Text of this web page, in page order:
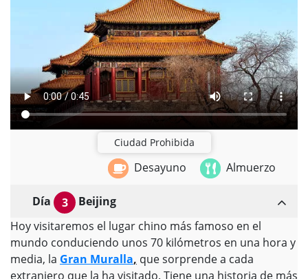
Ciudad Prohibida
Desayuno Almuerzo
Día 3
Beijing
Hoy visitaremos el lugar chino más famoso en el
mundo conduciendo unos 70 kilómetros en una hora y
media, la Gran Muralla, que sorprende a cada
extranjero que la ha visitado. Tiene una historia de más